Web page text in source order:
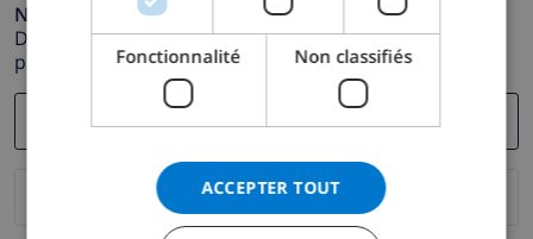
Numéro de téléphone *
Dans le cas où votre adresse e-mail ne fonctionnerait
pas correctement.Fonctionnalité Non classifiés
ACCEPTER TOUT